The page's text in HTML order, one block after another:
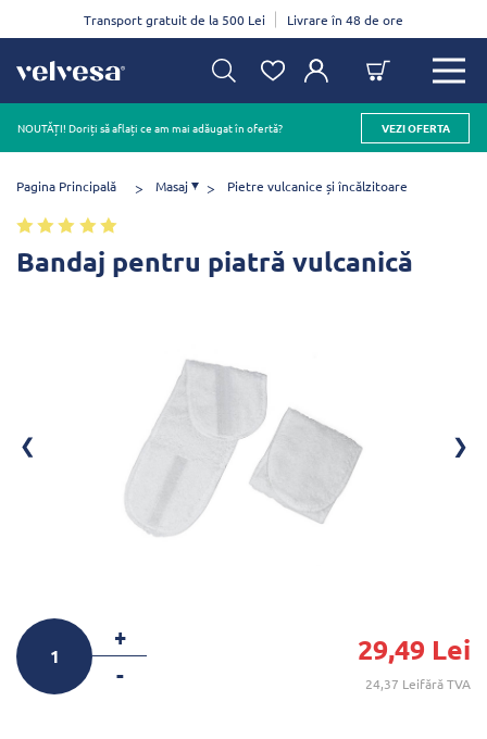
Transport gratuit de la 500 Lei Livrare în 48 de ore
NOUTĂȚI! Doriți să aflați ce am mai adăugat în ofertă? VEZI OFERTA
Pagina Principală Masaj Pietre vulcanice și încălzitoare
Bandaj pentru piatră vulcanică
+
-
29,49 Lei
24,37 Leifără TVA